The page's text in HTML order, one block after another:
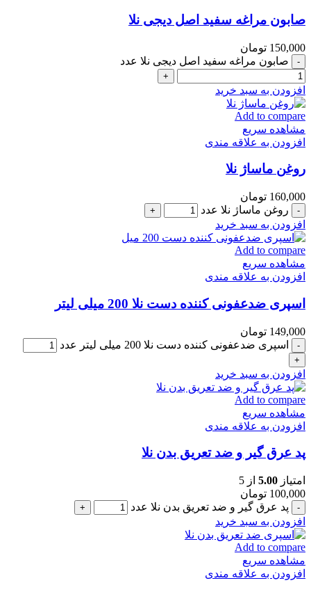
صابون مراغه سفید اصل دیجی نلا
150,000 تومان
صابون مراغه سفید اصل دیجی نلا عدد
افزودن به سبد خرید
Add to compare
مشاهده سریع
افزودن به علاقه مندی
روغن ماساژ نلا
160,000 تومان
روغن ماساژ نلا عدد
افزودن به سبد خرید
Add to compare
مشاهده سریع
افزودن به علاقه مندی
اسپری ضدعفونی کننده دست نلا 200 میلی لیتر
149,000 تومان
اسپری ضدعفونی کننده دست نلا 200 میلی لیتر عدد
افزودن به سبد خرید
Add to compare
مشاهده سریع
افزودن به علاقه مندی
پد عرق گیر و ضد تعریق بدن نلا
امتیاز 5.00 از 5
100,000 تومان
پد عرق گیر و ضد تعریق بدن نلا عدد
افزودن به سبد خرید
Add to compare
مشاهده سریع
افزودن به علاقه مندی